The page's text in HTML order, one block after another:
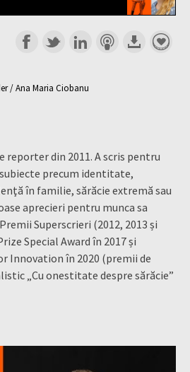
/ Ana Maria Ciobanu
reporter din 2011. A scris pentru
precum identitate,
în familie, sărăcie extremă sau
aprecieri pentru munca sa
Superscrieri (2012, 2013 și
Special Award în 2017 și
Innovation în 2020 (premii de
„Cu onestitate despre sărăcie”